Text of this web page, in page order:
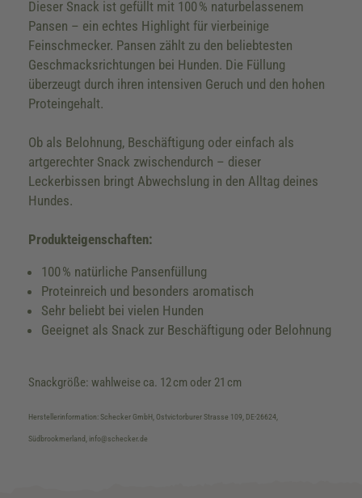
Dieser Snack ist gefüllt mit 100 % naturbelassenem
Pansen – ein echtes Highlight für vierbeinige
Feinschmecker. Pansen zählt zu den beliebtesten
Geschmacksrichtungen bei Hunden. Die Füllung
überzeugt durch ihren intensiven Geruch und den hohen
Proteingehalt.
Ob als Belohnung, Beschäftigung oder einfach als
artgerechter Snack zwischendurch – dieser
Leckerbissen bringt Abwechslung in den Alltag deines
Hundes.
Produkteigenschaften:
100 % natürliche Pansenfüllung
Proteinreich und besonders aromatisch
Sehr beliebt bei vielen Hunden
Geeignet als Snack zur Beschäftigung oder Belohnung
Snackgröße: wahlweise ca. 12 cm oder 21 cm
Herstellerinformation: Schecker GmbH, Ostvictorburer Strasse 109, DE-26624,
Südbrookmerland, info@schecker.de